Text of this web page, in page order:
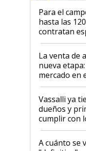
Para el
hasta las
contratan
industria
La venta de
nueva
mercado en
semestre
Vassalli ya
dueños y
cumplir con
recibieron:
del rescate
A cuánto se